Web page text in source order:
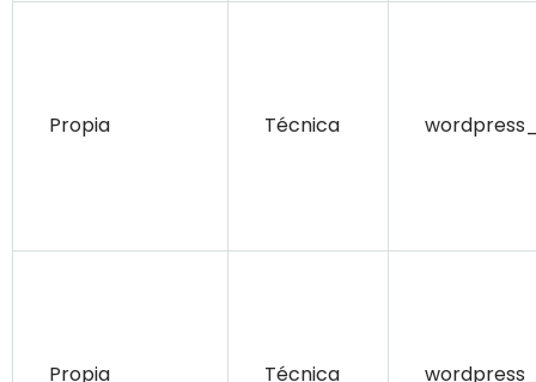
Propia Técnica
Propia Técnica